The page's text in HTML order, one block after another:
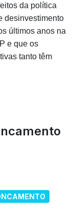
da política
desinvestimento
últimos anos na
e que os
tanto têm